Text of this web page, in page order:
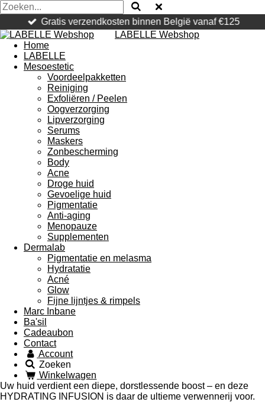
Gratis verzendkosten binnen België vanaf €125
LABELLE Webshop
Home
LABELLE
Mesoestetic
Voordeelpakketten
Reiniging
Exfoliëren / Peelen
Oogverzorging
Lipverzorging
Serums
Maskers
Zonbescherming
Body
Acne
Droge huid
Gevoelige huid
Pigmentatie
Anti-aging
Menopauze
Supplementen
Dermalab
Pigmentatie en melasma
Hydratatie
Acné
Glow
Fijne lijntjes & rimpels
Marc Inbane
Ba'sil
Cadeaubon
Contact
Account
Zoeken
Winkelwagen
Uw huid verdient een diepe, dorstlessende boost – en deze
HYDRATING INFUSION is daar de ultieme verwennerij voor.